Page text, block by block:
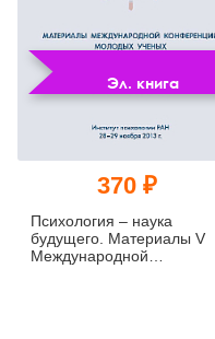
Эл. книга
370 ₽
Психология – наука
будущего. Материалы V
Международной